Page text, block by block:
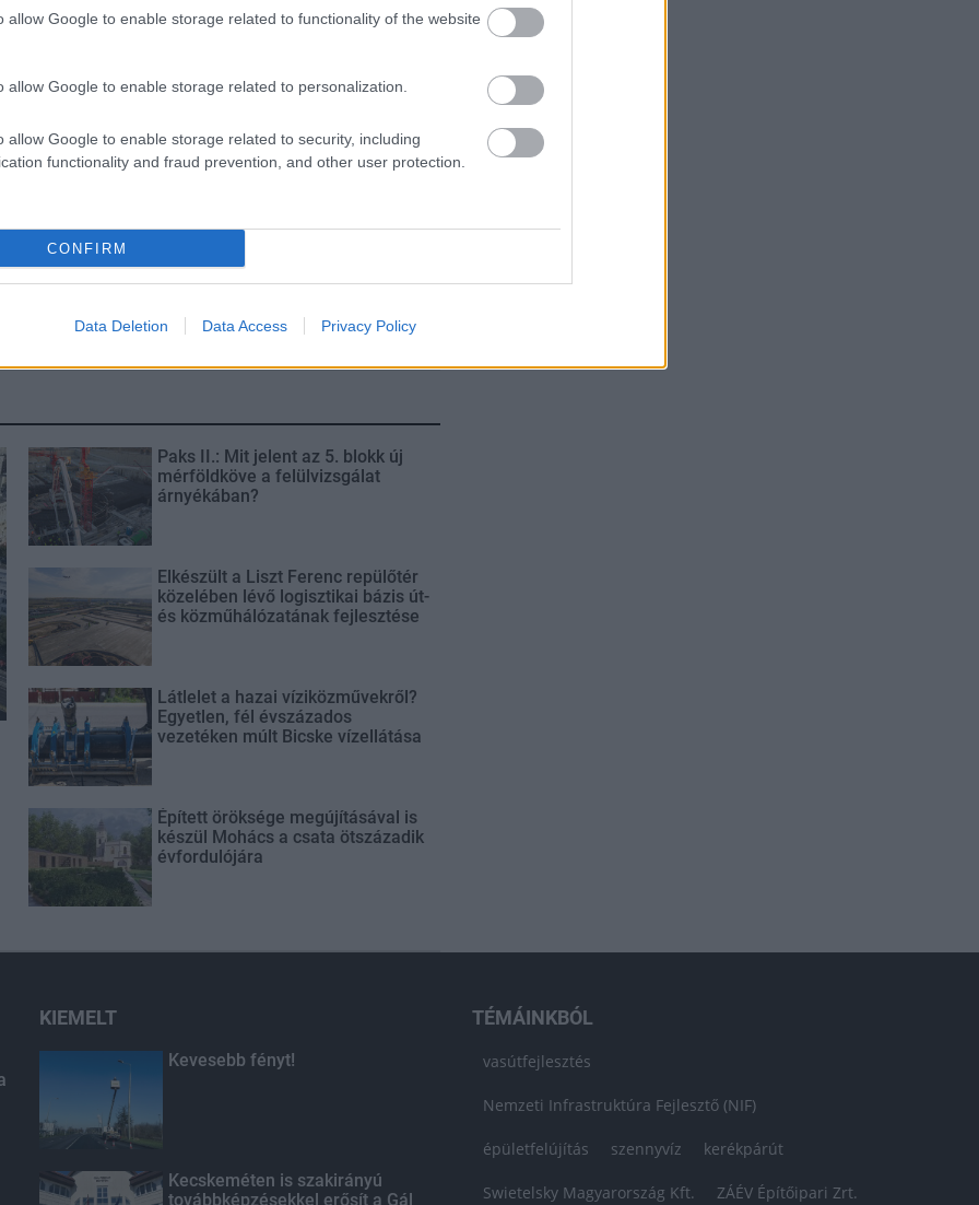
allow Google to enable storage related to functionality of the website
allow Google to enable storage related to personalization.
allow Google to enable storage related to security, including
functionality and fraud prevention, and other user protection.
CONFIRM
Data Deletion Data Access Privacy Policy
továbbképzésekkel erősít a Gál
Paks II.: Mit jelent az 5. blokk új
mérföldköve a felülvizsgálat
árnyékában?
Elkészült a Liszt Ferenc repülőtér
közelében lévő logisztikai bázis út-
és közműhálózatának fejlesztése
Látlelet a hazai víziközművekről?
Egyetlen, fél évszázados
vezetéken múlt Bicske vízellátása
Épített öröksége megújításával is
készül Mohács a csata ötszázadik
évfordulójára
KIEMELT
Kevesebb fényt!
Kecskeméten is szakirányú
továbbképzésekkel erősít a Gál
TÉMÁINKBÓL
vasútfejlesztés
Nemzeti Infrastruktúra Fejlesztő (NIF)
épületfelújítás szennyvíz kerékpárút
Swietelsky Magyarország Kft. ZÁÉV Építőipari Zrt.